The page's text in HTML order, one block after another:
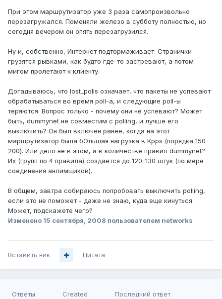
При этом маршрутизатор уже 3 раза самопроизвольно
перезагружался. Поменяли железо в субботу полностью, но
сегодня вечером он опять перезагрузился.
Ну и, собственно, Интернет подтормаживает. Странички
грузятся рывками, как будто где-то застревают, а потом
мигом пролетают к клиенту.
Догадываюсь, что lost_polls означает, что пакеты не успевают
обрабатываться во время poll-а, и следующие poll-ы
теряются. Вопрос только - почему они не успевают? Может
быть, dummynet не совместим с polling, и лучше его
выключить? Он был включен ранее, когда на этот
маршрутизатор была бОльшая нагрузка в Kpps (порядка 150-
200). Или дело не в этом, а в количестве правил dummynet?
Их (групп по 4 правила) создается до 120-130 штук (по мере
соединения анлимщиков).
В общем, завтра собираюсь попробовать выключить polling,
если это не поможет - даже не знаю, куда еще кинуться.
Может, подскажете чего?
Изменено 15 сентября, 2008 пользователем networks
Вставить ник Цитата
Ответы Created Последний ответ